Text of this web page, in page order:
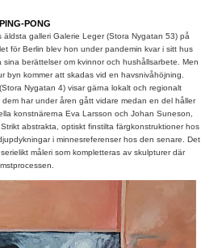
PONG
galleri Galerie Leger (Stora Nygatan 53) på
för Berlin blev hon under pandemin kvar i sitt hus
berättelser om kvinnor och hushållsarbete. Men
byn kommer att skadas vid en havsnivåhöjning.
Nygatan 4) visar gärna lokalt och regionalt
har under åren gått vidare medan en del håller
konstnärerna Eva Larsson och Johan Suneson,
abstrakta, optiskt finstilta färgkonstruktioner hos
i minnesreferenser hos den senare. Det
måleri som kompletteras av skulpturer där